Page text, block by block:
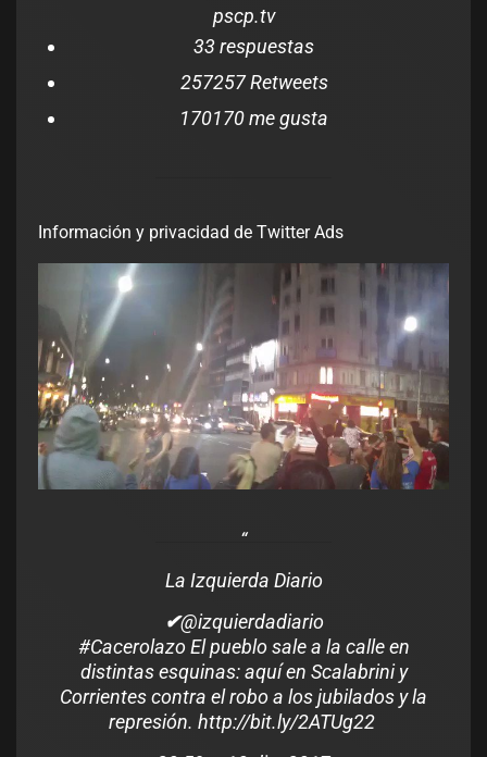
pscp.tv
33 respuestas
257257 Retweets
170170 me gusta
Información y privacidad de Twitter Ads
La Izquierda Diario
✔@izquierdadiario
#CacerolazoEl pueblo sale a la calle en
distintas esquinas: aquí en Scalabrini y
Corrientes contra el robo a los jubilados y la
represión. http://bit.ly/2ATUg22